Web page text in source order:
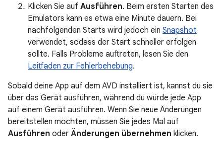
Klicken Sie auf Ausführen. Beim ersten Starten des
Emulators kann es etwa eine Minute dauern. Bei
nachfolgenden Starts wird jedoch ein Snapshot
verwendet, sodass der Start schneller erfolgen
sollte. Falls Probleme auftreten, lesen Sie den
Leitfaden zur Fehlerbehebung.
Sobald deine App auf dem AVD installiert ist, kannst du sie
über das Gerät ausführen, während du würde jede App
auf einem Gerät ausführen. Wenn Sie neue Änderungen
bereitstellen möchten, müssen Sie jedes Mal auf
Ausführen oder Änderungen übernehmen klicken.